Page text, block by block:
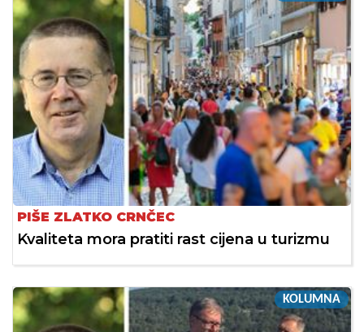
PIŠE ZLATKO CRNČEC
Kvaliteta mora pratiti rast cijena u turizmu
KOLUMNA